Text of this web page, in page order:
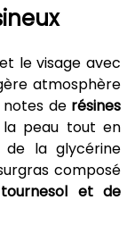
le visage avec
atmosphère
notes de résines
peau tout en
de la glycérine
composé
et de